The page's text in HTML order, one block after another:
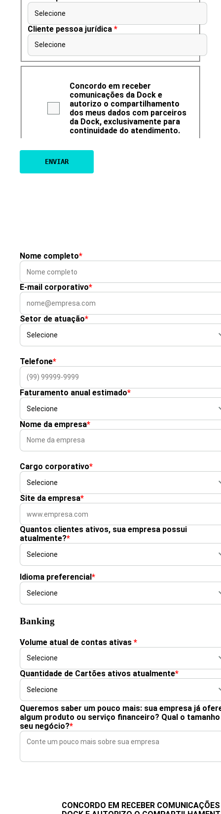
Selecione
Cliente pessoa jurídica *
Selecione
Concordo em receber
comunicações da Dock e
autorizo o compartilhamento
dos meus dados com parceiros
da Dock, exclusivamente para
continuidade do atendimento.
Nome completo*
E-mail corporativo*
Setor de atuação*
Telefone*
Faturamento anual estimado*
Nome da empresa*
Cargo corporativo*
Site da empresa*
Quantos clientes ativos, sua empresa possui
atualmente?*
Idioma preferencial*
Banking
Volume atual de contas ativas *
Quantidade de Cartões ativos atualmente*
Queremos saber um pouco mais: sua empresa já
algum produto ou serviço financeiro? Qual o
seu negócio?*
CONCORDO EM RECEBER